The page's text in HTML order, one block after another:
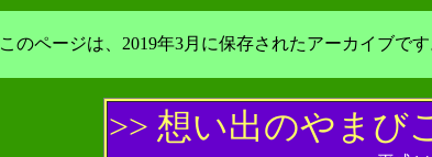
このページは、2019年3月に保存されたアーカイブで
>> 想い出のやまび